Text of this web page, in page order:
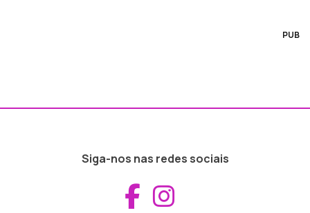
PUB
Siga-nos nas redes sociais
Aceder ao